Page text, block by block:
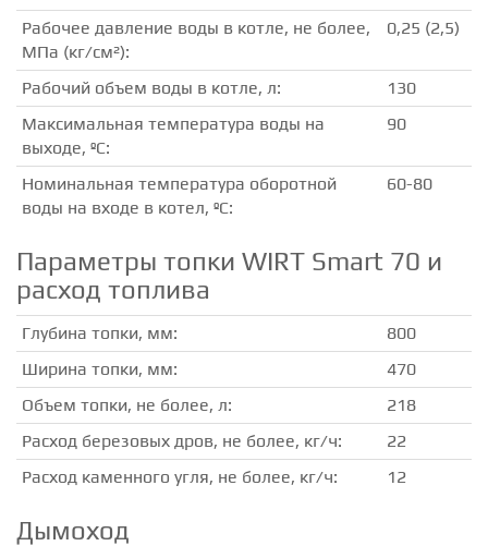
Рабочее давление воды в котле, не более,
МПа (кг/см²):
0,25 (2,5)
Рабочий объем воды в котле, л:
130
Максимальная температура воды на
выходе, ºС:
90
Номинальная температура оборотной
воды на входе в котел, ºС:
60-80
Параметры топки WIRT Smart 70 и
расход топлива
Глубина топки, мм:
800
Ширина топки, мм:
470
Объем топки, не более, л:
218
Расход березовых дров, не более, кг/ч:
22
Расход каменного угля, не более, кг/ч:
12
Дымоход